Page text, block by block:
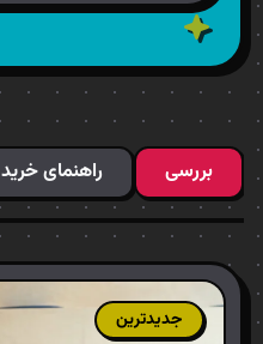
بررسی راهنمای خرید
جدیدترین